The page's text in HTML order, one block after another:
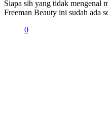
Siapa sih yang tidak mengenal
Freeman Beauty ini sudah ada
0